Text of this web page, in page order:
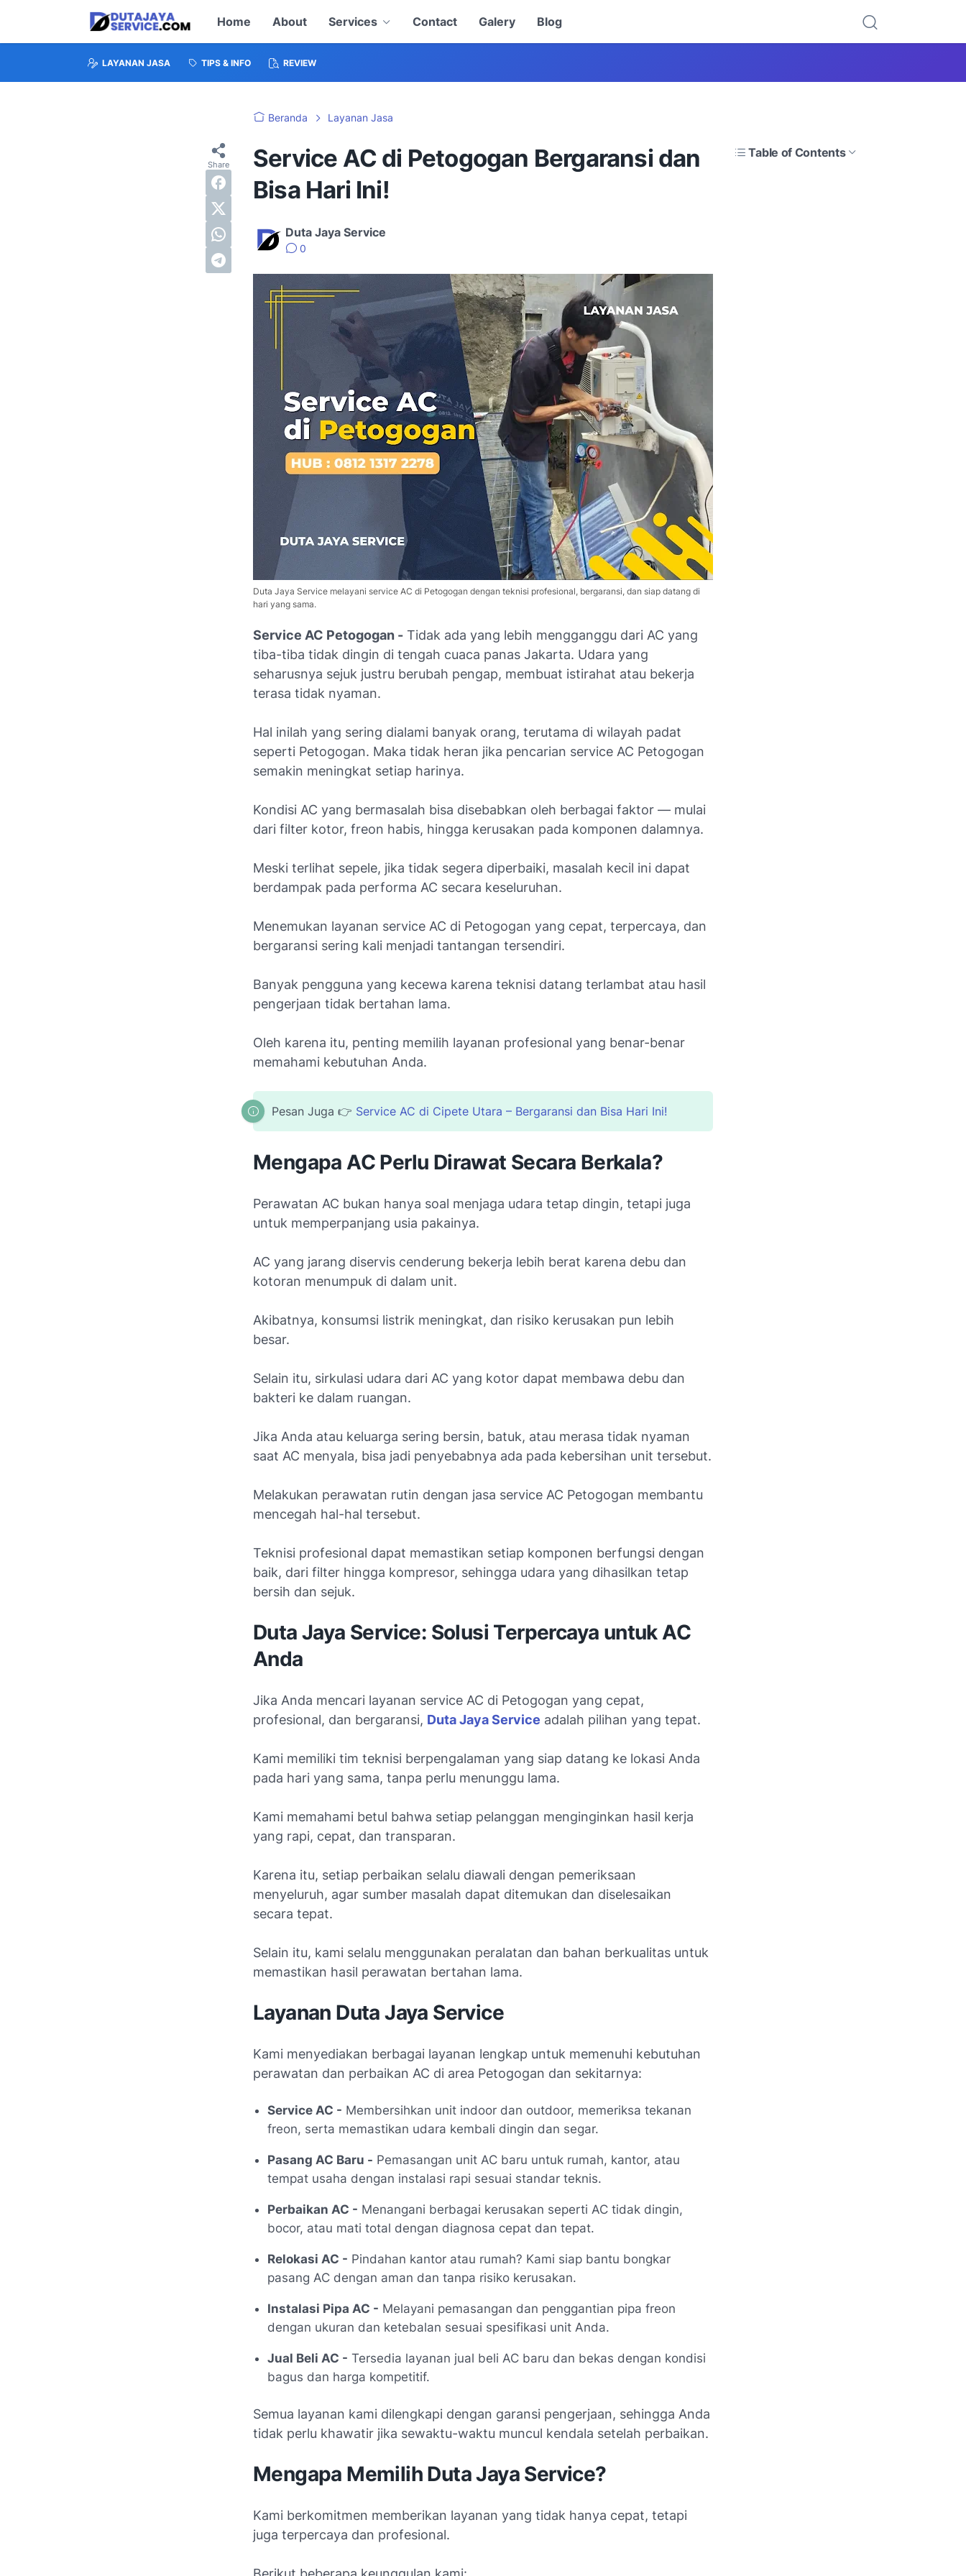
Home About Services Contact Galery Blog
LAYANAN JASA TIPS & INFO REVIEW
Beranda Layanan Jasa
Service AC di Petogogan Bergaransi dan
Bisa Hari Ini!
Duta Jaya Service
0
Table of Contents
Duta Jaya Service melayani service AC di Petogogan dengan teknisi profesional, bergaransi, dan siap datang di
hari yang sama.
Service AC Petogogan - Tidak ada yang lebih mengganggu dari AC yang
tiba-tiba tidak dingin di tengah cuaca panas Jakarta. Udara yang
seharusnya sejuk justru berubah pengap, membuat istirahat atau bekerja
terasa tidak nyaman.
Hal inilah yang sering dialami banyak orang, terutama di wilayah padat
seperti Petogogan. Maka tidak heran jika pencarian service AC Petogogan
semakin meningkat setiap harinya.
Kondisi AC yang bermasalah bisa disebabkan oleh berbagai faktor — mulai
dari filter kotor, freon habis, hingga kerusakan pada komponen dalamnya.
Meski terlihat sepele, jika tidak segera diperbaiki, masalah kecil ini dapat
berdampak pada performa AC secara keseluruhan.
Menemukan layanan service AC di Petogogan yang cepat, terpercaya, dan
bergaransi sering kali menjadi tantangan tersendiri.
Banyak pengguna yang kecewa karena teknisi datang terlambat atau hasil
pengerjaan tidak bertahan lama.
Oleh karena itu, penting memilih layanan profesional yang benar-benar
memahami kebutuhan Anda.
Pesan Juga 👉 Service AC di Cipete Utara – Bergaransi dan Bisa Hari Ini!
Mengapa AC Perlu Dirawat Secara Berkala?
Perawatan AC bukan hanya soal menjaga udara tetap dingin, tetapi juga
untuk memperpanjang usia pakainya.
AC yang jarang diservis cenderung bekerja lebih berat karena debu dan
kotoran menumpuk di dalam unit.
Akibatnya, konsumsi listrik meningkat, dan risiko kerusakan pun lebih
besar.
Selain itu, sirkulasi udara dari AC yang kotor dapat membawa debu dan
bakteri ke dalam ruangan.
Jika Anda atau keluarga sering bersin, batuk, atau merasa tidak nyaman
saat AC menyala, bisa jadi penyebabnya ada pada kebersihan unit tersebut.
Melakukan perawatan rutin dengan jasa service AC Petogogan membantu
mencegah hal-hal tersebut.
Teknisi profesional dapat memastikan setiap komponen berfungsi dengan
baik, dari filter hingga kompresor, sehingga udara yang dihasilkan tetap
bersih dan sejuk.
Duta Jaya Service: Solusi Terpercaya untuk AC
Anda
Jika Anda mencari layanan service AC di Petogogan yang cepat,
profesional, dan bergaransi, Duta Jaya Service adalah pilihan yang tepat.
Kami memiliki tim teknisi berpengalaman yang siap datang ke lokasi Anda
pada hari yang sama, tanpa perlu menunggu lama.
Kami memahami betul bahwa setiap pelanggan menginginkan hasil kerja
yang rapi, cepat, dan transparan.
Karena itu, setiap perbaikan selalu diawali dengan pemeriksaan
menyeluruh, agar sumber masalah dapat ditemukan dan diselesaikan
secara tepat.
Selain itu, kami selalu menggunakan peralatan dan bahan berkualitas untuk
memastikan hasil perawatan bertahan lama.
Layanan Duta Jaya Service
Kami menyediakan berbagai layanan lengkap untuk memenuhi kebutuhan
perawatan dan perbaikan AC di area Petogogan dan sekitarnya:
Service AC - Membersihkan unit indoor dan outdoor, memeriksa tekanan
freon, serta memastikan udara kembali dingin dan segar.
Pasang AC Baru - Pemasangan unit AC baru untuk rumah, kantor, atau
tempat usaha dengan instalasi rapi sesuai standar teknis.
Perbaikan AC - Menangani berbagai kerusakan seperti AC tidak dingin,
bocor, atau mati total dengan diagnosa cepat dan tepat.
Relokasi AC - Pindahan kantor atau rumah? Kami siap bantu bongkar
pasang AC dengan aman dan tanpa risiko kerusakan.
Instalasi Pipa AC - Melayani pemasangan dan penggantian pipa freon
dengan ukuran dan ketebalan sesuai spesifikasi unit Anda.
Jual Beli AC - Tersedia layanan jual beli AC baru dan bekas dengan kondisi
bagus dan harga kompetitif.
Semua layanan kami dilengkapi dengan garansi pengerjaan, sehingga Anda
tidak perlu khawatir jika sewaktu-waktu muncul kendala setelah perbaikan.
Mengapa Memilih Duta Jaya Service?
Kami berkomitmen memberikan layanan yang tidak hanya cepat, tetapi
juga terpercaya dan profesional.